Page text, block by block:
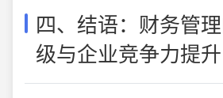
四、结语：财务管
级与企业竞争力提升